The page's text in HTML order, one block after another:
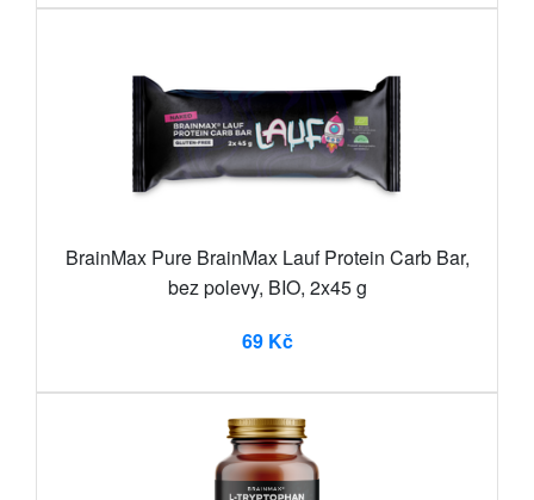
BrainMax Pure BrainMax Lauf Protein Carb Bar,
bez polevy, BIO, 2x45 g
69 Kč